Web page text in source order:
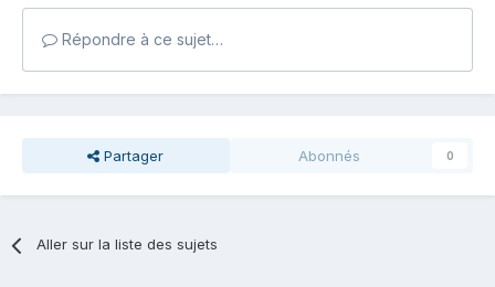
Répondre à ce sujet…
Partager Abonnés 0
Aller sur la liste des sujets